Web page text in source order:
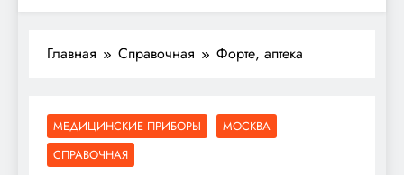
Главная Справочная Форте, аптека
МЕДИЦИНСКИЕ ПРИБОРЫ
МОСКВА
СПРАВОЧНАЯ